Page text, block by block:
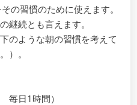
の習慣のために使えます。
継続とも言えます。
のような朝の習慣を考えて
）。
毎日1時間）